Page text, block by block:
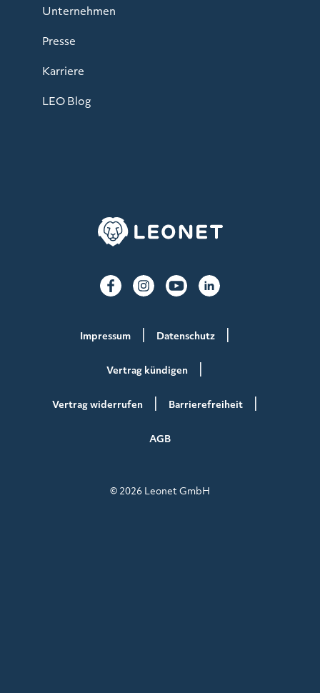
Unternehmen
Presse
Karriere
LEO Blog
Impressum Datenschutz
Vertrag kündigen
Vertrag widerrufen Barrierefreiheit
AGB
© 2026 Leonet GmbH